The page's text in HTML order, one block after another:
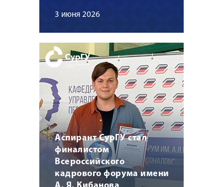
3 июня 2026
Аспирант СурГУ стал
финалистом
Всероссийского
кадрового форума имени